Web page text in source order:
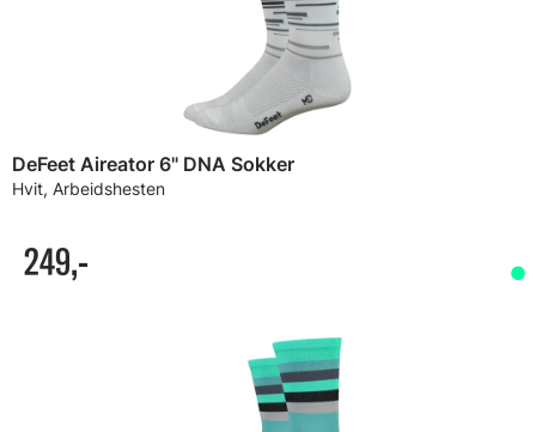
DeFeet Aireator 6" DNA Sokker
Hvit, Arbeidshesten
249,-